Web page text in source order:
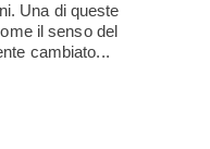
Una di queste
il senso del
cambiato...